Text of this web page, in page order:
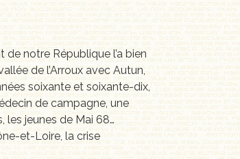
de notre République l’a bien
de l’Arroux avec Autun,
soixante et soixante-dix,
de campagne, une
les jeunes de Mai 68…
et-Loire, la crise